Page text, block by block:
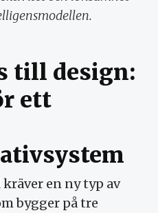
till design:
ett
en ny typ av
bygger på tre